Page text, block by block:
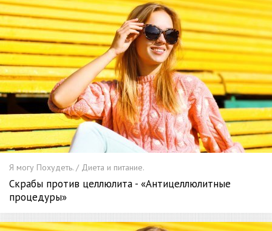
Я могу Похудеть. / Диета и питание.
Скрабы против целлюлита - «Антицеллюлитные
процедуры»